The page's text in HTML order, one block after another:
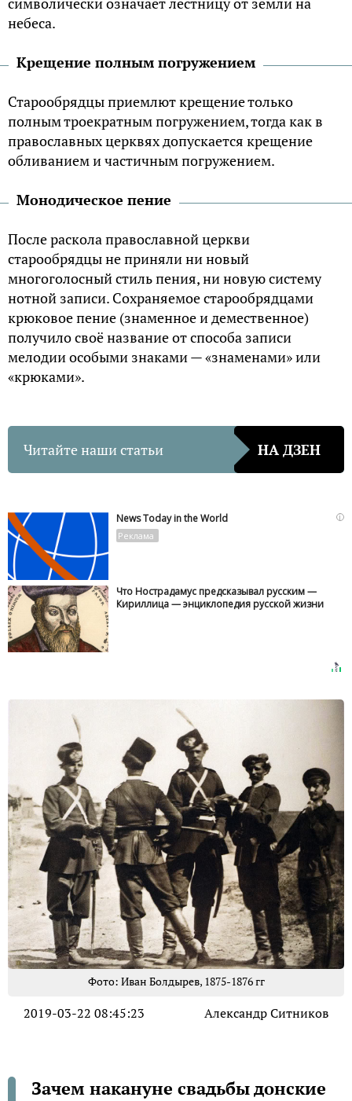
небеса.
Крещение полным погружением
Старообрядцы приемлют крещение только
полным троекратным погружением, тогда как в
православных церквях допускается крещение
обливанием и частичным погружением.
Монодическое пение
После раскола православной церкви
старообрядцы не приняли ни новый
многоголосный стиль пения, ни новую систему
нотной записи. Сохраняемое старообрядцами
крюковое пение (знаменное и демественное)
получило своё название от способа записи
мелодии особыми знаками — «знаменами» или
«крюками».
Читайте наши статьи НА ДЗЕН
i
News Today in the World
Что Нострадамус предсказывал русским —
Кириллица — энциклопедия русской жизни
Фото: Иван Болдырев, 1875-1876 гг
2019-03-22 08:45:23 Александр Ситников
Зачем накануне свадьбы донские